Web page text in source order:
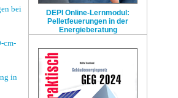
bei
cm-
in
DEPI Online-Lernmodul:
Pelletfeuerungen in der
Energieberatung